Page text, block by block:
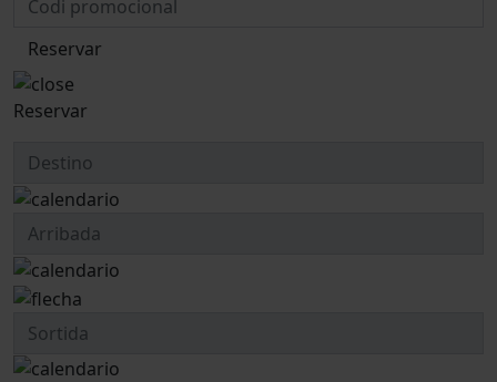
Reservar
Reservar